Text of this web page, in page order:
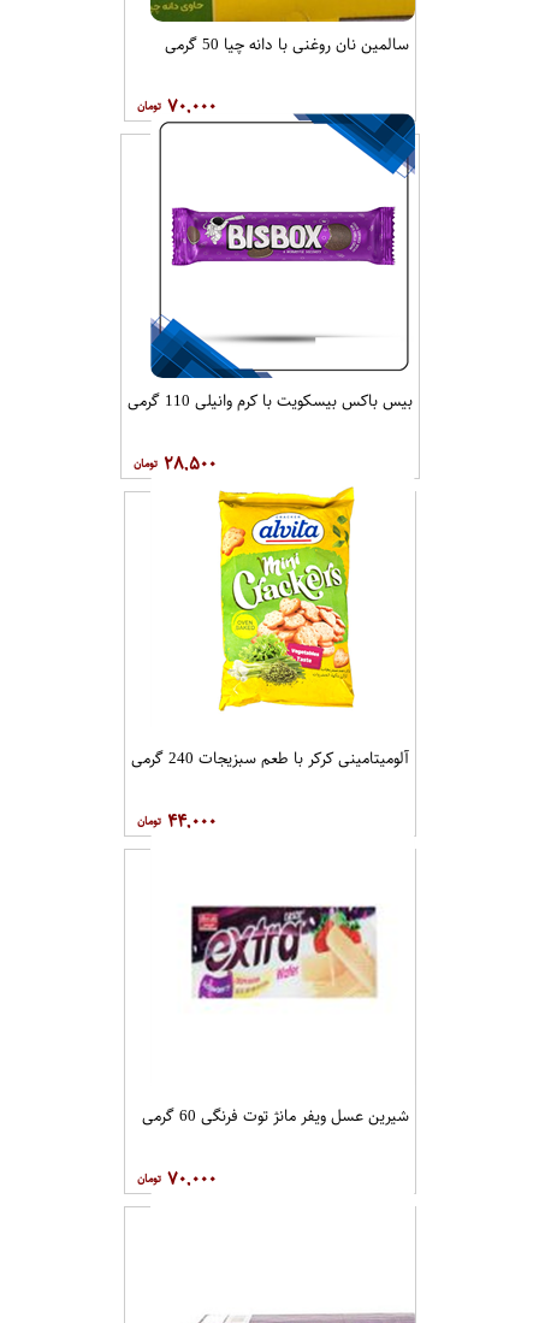
سالمین نان روغنی با دانه چیا 50 گرمی
۷۰,۰۰۰
بیس باکس بیسکویت با کرم وانیلی 110 گرمی
۲۸,۵۰۰
آلومیتامینی کرکر با طعم سبزیجات 240 گرمی
۴۴,۰۰۰
شیرین عسل ویفر مانژ توت فرنگی 60 گرمی
۷۰,۰۰۰